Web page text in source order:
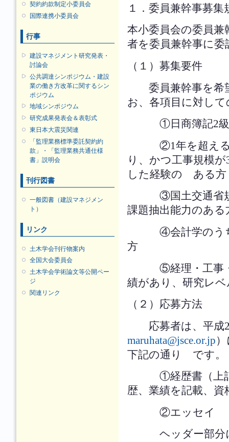
契約約款制定小委員会
国際連携小委員会
行事
建設マネジメント研究発表・
討論会
公共調達シンポジウム・建設
業の働き方改革に関するシン
ポジウム
地域シンポジウム
研究成果発表会＆表彰式
東日本大震災関連
「監理業務標準委託契約約
款」・「監理業務共通仕様
書」説明会
刊行図書
一般図書（建設マネジメン
ト）
リンク
土木学会刊行物案内
全国大会委員会
土木学会学術論文等公開ペー
ジ
関連リンク
１．委員兼幹事募集
本小委員会の委員
者を委員兼幹事に委
（１）募集要件
委員兼幹事を希
お、各項目に対し
①日商簿記2級又
②1年を超える工
り、かつ工事規模
した経験の ある方
③国土交通省規定
課題抽出能力のある
④会計学のうち財
方
⑤経理・工事・設
績があり、研究レ
（２）応募方法
応募者は、平成
maruhata@jsce.or.jp
下記の通り です。
①経歴書（上記①
歴、業績を記載、資
②エッセイ
ヘッダー部分に